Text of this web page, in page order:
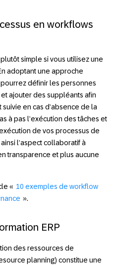
en workflows
simple si vous utilisez une
adoptant une approche
définir les personnes
ajouter des suppléants afin
en cas d’absence de la
à pas l’exécution des tâches et
de vos processus de
l’aspect collaboratif à
transparence et plus aucune
« 10 exemples de workflow
».
ERP
des ressources de
planning) constitue une